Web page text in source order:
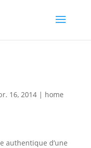
16, 2014| home
authentique d’une